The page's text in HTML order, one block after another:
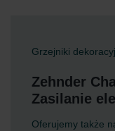
Grzejniki
Zehnder
Zasilanie
Oferujemy także